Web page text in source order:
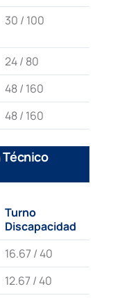
30 / 100
24 / 80
48 / 160
48 / 160
Turno
Discapacidad
16.67 / 40
12.67 / 40